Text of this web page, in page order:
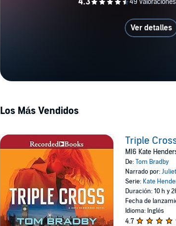
Ver detalles
Los Más Vendidos
Triple
MI6 Kate
De:Tom Bradby
Narrado por:
Serie: Kate
Duración: 10 h y
Fecha de
Idioma: Inglés
4.7